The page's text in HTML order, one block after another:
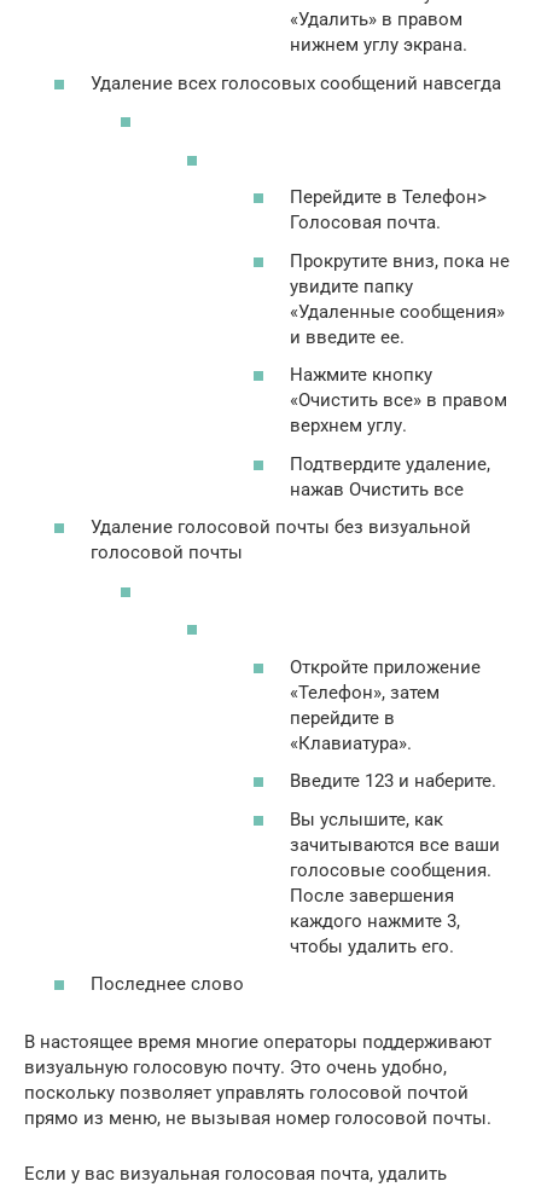
«Удалить» в правом
нижнем углу экрана.
Удаление всех голосовых сообщений навсегда
Перейдите в Телефон>
Голосовая почта.
Прокрутите вниз, пока не
увидите папку
«Удаленные сообщения»
и введите ее.
Нажмите кнопку
«Очистить все» в правом
верхнем углу.
Подтвердите удаление,
нажав Очистить все
Удаление голосовой почты без визуальной
голосовой почты
Откройте приложение
«Телефон», затем
перейдите в
«Клавиатура».
Введите 123 и наберите.
Вы услышите, как
зачитываются все ваши
голосовые сообщения.
После завершения
каждого нажмите 3,
чтобы удалить его.
Последнее слово
В настоящее время многие операторы поддерживают
визуальную голосовую почту. Это очень удобно,
поскольку позволяет управлять голосовой почтой
прямо из меню, не вызывая номер голосовой почты.
Если у вас визуальная голосовая почта, удалить